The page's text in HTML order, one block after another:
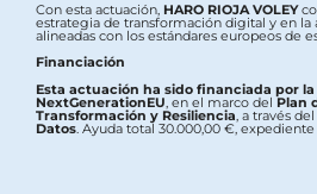
Con esta actuación, HARO RIOJA VOLEY
estrategia de transformación digital y en
alineadas con los estándares europeos de
Financiación
Esta actuación ha sido financiada por la
NextGenerationEU , en el marco delPlan
Transformación y Resiliencia , a través del
Datos . Ayuda total 30.000,00 €,